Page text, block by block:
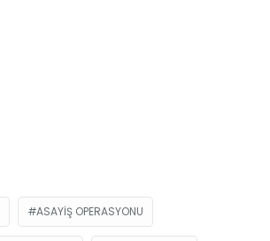
ASAYIŞ OPERASYONU